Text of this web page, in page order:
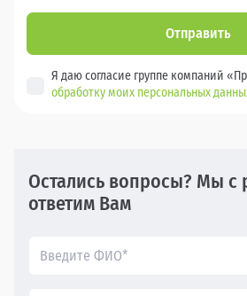
Отправить
Я даю согласие группе компаний
обработку моих персональных
Остались вопросы? Мы с
ответим Вам